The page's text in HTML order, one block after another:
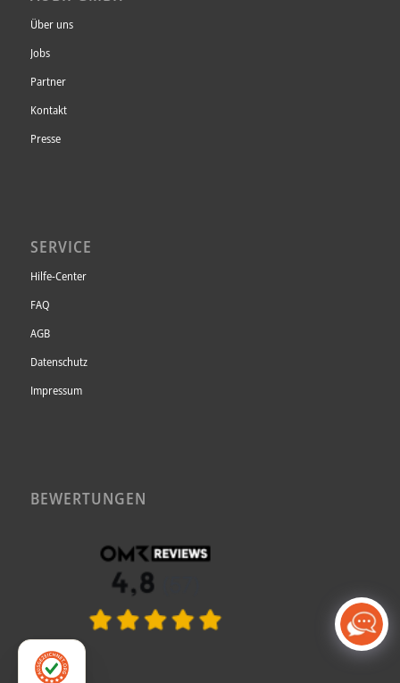
Über uns
Jobs
Partner
Kontakt
Presse
SERVICE
Hilfe-Center
FAQ
AGB
Datenschutz
Impressum
BEWERTUNGEN